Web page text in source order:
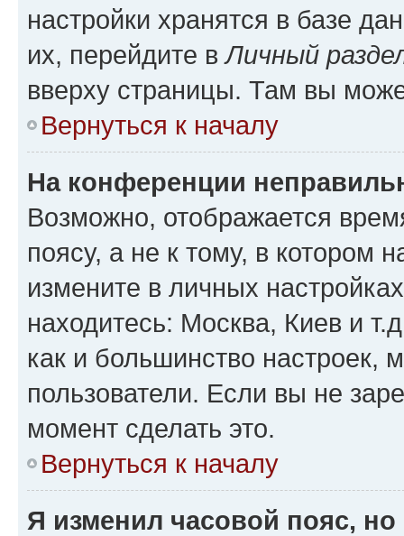
настройки хранятся в базе
их, перейдите вЛичный
вверху страницы. Там вы
Вернуться к началу
На конференции
Возможно, отображается
поясу, а не к тому, в котором
измените в личных
находитесь: Москва, Киев и
как и большинство настроек,
пользователи. Если вы не
момент сделать это.
Вернуться к началу
Я изменил часовой пояс,